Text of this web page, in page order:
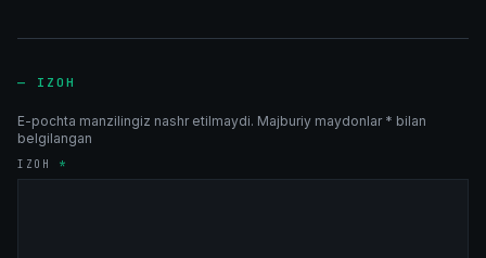
— IZOH
E-pochta manzilingiz nashr etilmaydi. Majburiy maydonlar * bilan
belgilangan
IZOH *